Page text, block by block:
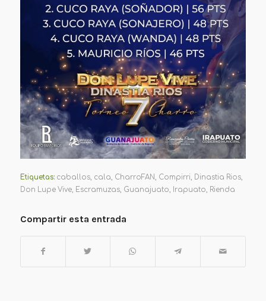
Etiquetas: caballos, cala, CharroFAN, Compirri, Dinastia Rios,
Don Lupe Vive, Escramuzas, Guanajuato, Irapuato, Rienda
Compartir esta entrada